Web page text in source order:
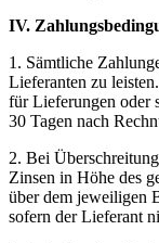
IV.
1. Sämtliche
Lieferanten zu
für Lieferungen oder
30 Tagen nach
2. Bei
Zinsen in Höhe des
über dem jeweiligen
sofern der Lieferant